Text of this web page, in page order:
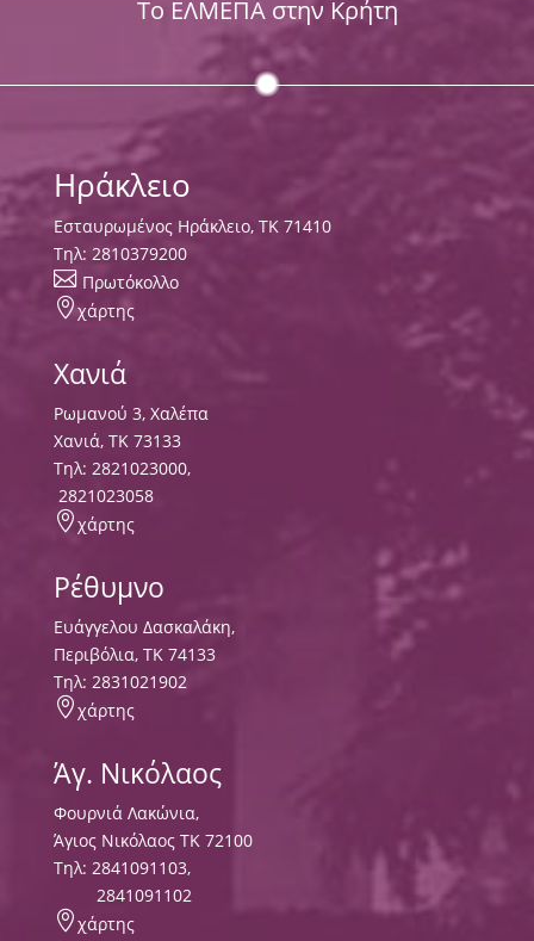
Το ΕΛΜΕΠΑ στην Κρήτη
Ηράκλειο
Εσταυρωμένος Ηράκλειο, ΤΚ 71410
Τηλ: 2810379200
 Πρωτόκολλο
χάρτης
Χανιά
Ρωμανού 3, Χαλέπα
Χανιά, ΤΚ 73133
Τηλ: 2821023000,
2821023058
χάρτης
Ρέθυμνο
Ευάγγελου Δασκαλάκη,
Περιβόλια, ΤΚ 74133
Tηλ: 2831021902
χάρτης
Άγ. Νικόλαος
Φουρνιά Λακώνια,
Άγιος Νικόλαος ΤΚ 72100
Τηλ: 2841091103,
2841091102
χάρτης